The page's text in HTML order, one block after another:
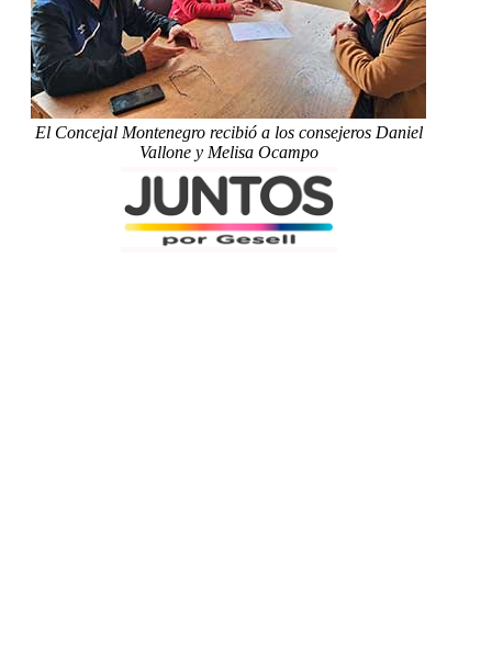
El Concejal Montenegro recibió a los consejeros Daniel
Vallone y Melisa Ocampo